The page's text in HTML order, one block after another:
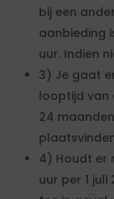
bij een
aanbieding
uur. Indien
3) Je gaat
looptijd van
24
4) Houdt er
uur per 1